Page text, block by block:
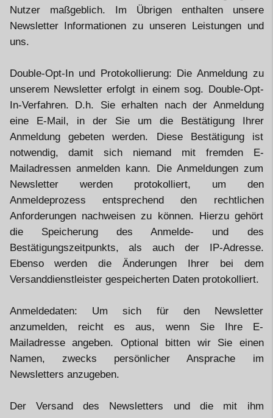
Nutzer maßgeblich. Im Übrigen enthalten unsere
Newsletter Informationen zu unseren Leistungen und
uns.
Double-Opt-In und Protokollierung: Die Anmeldung zu
unserem Newsletter erfolgt in einem sog. Double-Opt-
In-Verfahren. D.h. Sie erhalten nach der Anmeldung
eine E-Mail, in der Sie um die Bestätigung Ihrer
Anmeldung gebeten werden. Diese Bestätigung ist
notwendig, damit sich niemand mit fremden E-
Mailadressen anmelden kann. Die Anmeldungen zum
Newsletter werden protokolliert, um den
Anmeldeprozess entsprechend den rechtlichen
Anforderungen nachweisen zu können. Hierzu gehört
die Speicherung des Anmelde- und des
Bestätigungszeitpunkts, als auch der IP-Adresse.
Ebenso werden die Änderungen Ihrer bei dem
Versanddienstleister gespeicherten Daten protokolliert.
Anmeldedaten: Um sich für den Newsletter
anzumelden, reicht es aus, wenn Sie Ihre E-
Mailadresse angeben. Optional bitten wir Sie einen
Namen, zwecks persönlicher Ansprache im
Newsletters anzugeben.
Der Versand des Newsletters und die mit ihm